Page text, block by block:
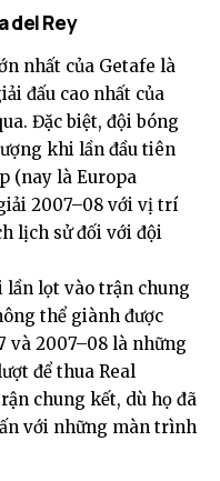
del Rey
nhất của Getafe là
đấu cao nhất của
Đặc biệt, đội bóng
khi lần đầu tiên
(nay là Europa
2007–08 với vị trí
lịch sử đối với đội
lần lọt vào trận chung
thể giành được
và 2007–08 là những
để thua Real
chung kết, dù họ đã
với những màn trình